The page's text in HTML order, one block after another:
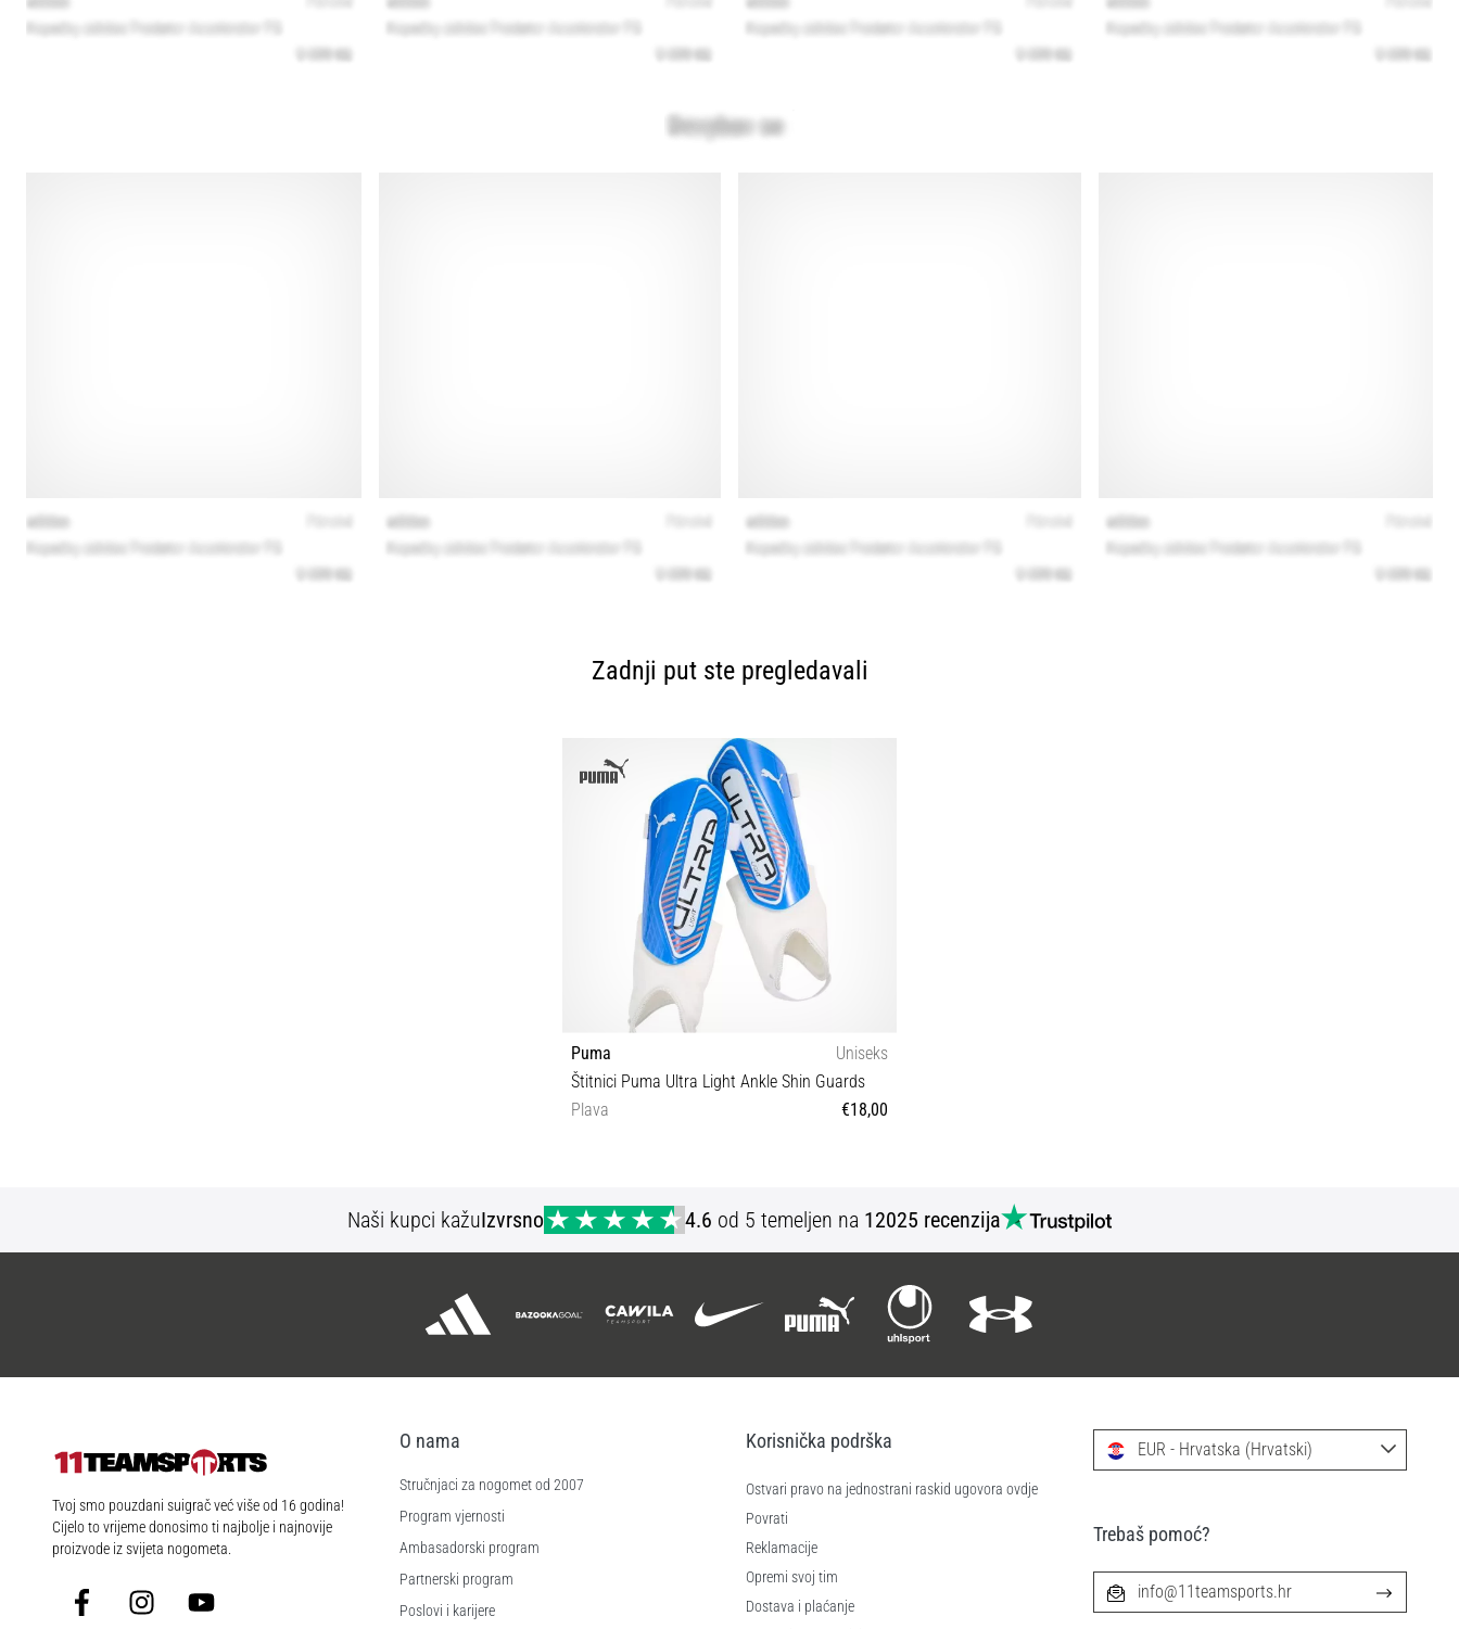
Zadnji put ste pregledavali
Puma
Uniseks
Štitnici Puma Ultra Light Ankle Shin Guards
Plava
€18,00
Naši kupci kažuIzvrsno 4.6 od 5 temeljen na 12025 recenzija
11teamsports.hr
Tvoj smo pouzdani suigrač već više od 16 godina!
Cijelo to vrijeme donosimo ti najbolje i najnovije
proizvode iz svijeta nogometa.
FacebookInstagramYouTube
O nama
Stručnjaci za nogomet od 2007
Program vjernosti
Ambasadorski program
Partnerski program
Poslovi i karijere
Korisnička podrška
Ostvari pravo na jednostrani raskid ugovora ovdje
Povrati
Reklamacije
Opremi svoj tim
Dostava i plaćanje
EUR - Hrvatska (Hrvatski)
Trebaš pomoć?
info@11teamsports.hr